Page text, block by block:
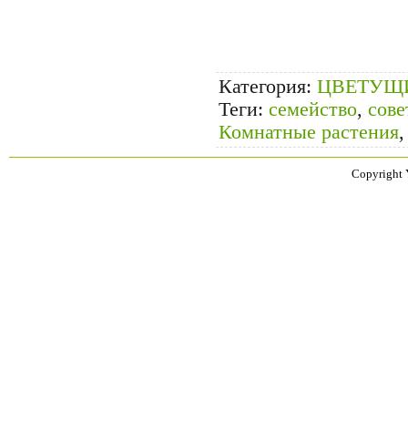
Категория:
Теги: семейство,
Комнатные растения
Copyright